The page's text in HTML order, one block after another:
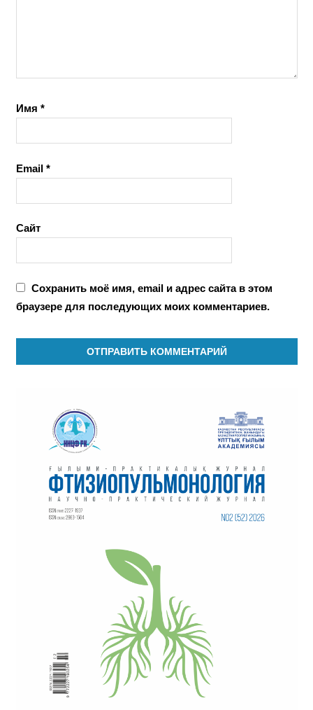
Имя *
Email *
Сайт
Сохранить моё имя, email и адрес сайта в этом
браузере для последующих моих комментариев.